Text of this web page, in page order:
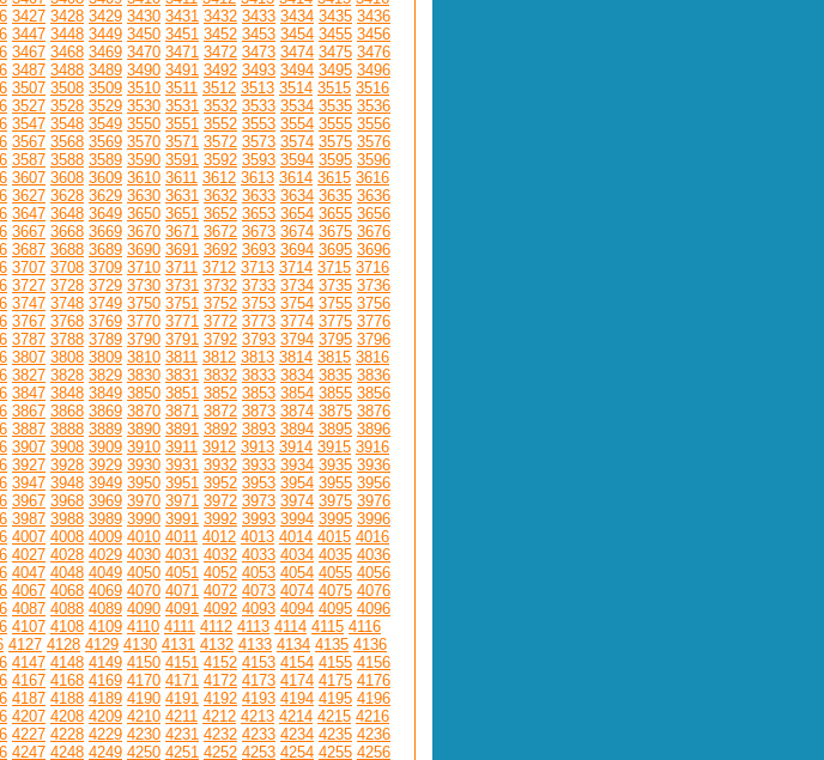
3427 3428 3429 3430 3431 3432 3433 3434 3435 3436
3447 3448 3449 3450 3451 3452 3453 3454 3455 3456
3467 3468 3469 3470 3471 3472 3473 3474 3475 3476
3487 3488 3489 3490 3491 3492 3493 3494 3495 3496
3507 3508 3509 3510 3511 3512 3513 3514 3515 3516
3527 3528 3529 3530 3531 3532 3533 3534 3535 3536
3547 3548 3549 3550 3551 3552 3553 3554 3555 3556
3567 3568 3569 3570 3571 3572 3573 3574 3575 3576
3587 3588 3589 3590 3591 3592 3593 3594 3595 3596
3607 3608 3609 3610 3611 3612 3613 3614 3615 3616
3627 3628 3629 3630 3631 3632 3633 3634 3635 3636
3647 3648 3649 3650 3651 3652 3653 3654 3655 3656
3667 3668 3669 3670 3671 3672 3673 3674 3675 3676
3687 3688 3689 3690 3691 3692 3693 3694 3695 3696
3707 3708 3709 3710 3711 3712 3713 3714 3715 3716
3727 3728 3729 3730 3731 3732 3733 3734 3735 3736
3747 3748 3749 3750 3751 3752 3753 3754 3755 3756
3767 3768 3769 3770 3771 3772 3773 3774 3775 3776
3787 3788 3789 3790 3791 3792 3793 3794 3795 3796
3807 3808 3809 3810 3811 3812 3813 3814 3815 3816
3827 3828 3829 3830 3831 3832 3833 3834 3835 3836
3847 3848 3849 3850 3851 3852 3853 3854 3855 3856
3867 3868 3869 3870 3871 3872 3873 3874 3875 3876
3887 3888 3889 3890 3891 3892 3893 3894 3895 3896
3907 3908 3909 3910 3911 3912 3913 3914 3915 3916
3927 3928 3929 3930 3931 3932 3933 3934 3935 3936
3947 3948 3949 3950 3951 3952 3953 3954 3955 3956
3967 3968 3969 3970 3971 3972 3973 3974 3975 3976
3987 3988 3989 3990 3991 3992 3993 3994 3995 3996
4007 4008 4009 4010 4011 4012 4013 4014 4015 4016
4027 4028 4029 4030 4031 4032 4033 4034 4035 4036
4047 4048 4049 4050 4051 4052 4053 4054 4055 4056
4067 4068 4069 4070 4071 4072 4073 4074 4075 4076
4087 4088 4089 4090 4091 4092 4093 4094 4095 4096
4107 4108 4109 4110 4111 4112 4113 4114 4115 4116
4127 4128 4129 4130 4131 4132 4133 4134 4135 4136
4147 4148 4149 4150 4151 4152 4153 4154 4155 4156
4167 4168 4169 4170 4171 4172 4173 4174 4175 4176
4187 4188 4189 4190 4191 4192 4193 4194 4195 4196
4207 4208 4209 4210 4211 4212 4213 4214 4215 4216
4227 4228 4229 4230 4231 4232 4233 4234 4235 4236
4247 4248 4249 4250 4251 4252 4253 4254 4255 4256